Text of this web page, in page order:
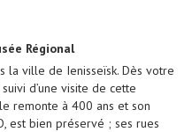
Régional
la ville de Ienisseïsk. Dès votre
d’une visite de cette
remonte à 400 ans et son
est bien préservé ; ses rues